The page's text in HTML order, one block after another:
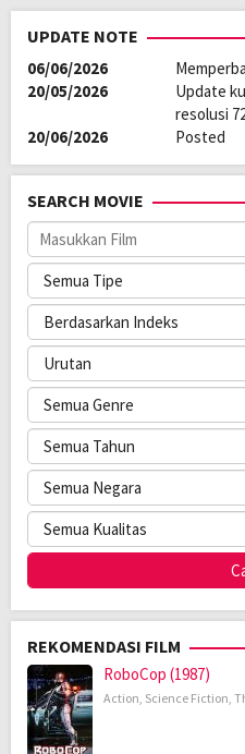
UPDATE NOTE
06/06/2026
20/05/2026
Update
resolusi
20/06/2026
Posted
SEARCH MOVIE
REKOMENDASI FILM
RoboCop (1987)
Action, Science Fiction,